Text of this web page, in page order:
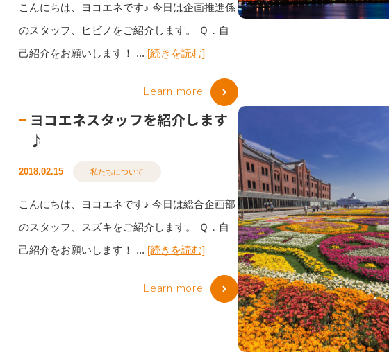
こんにちは、ヨコエネです♪ 今日は企画推進係
のスタッフ、ヒビノをご紹介します。 Ｑ．自
己紹介をお願いします！ ... [続きを読む]
Learn more
ヨコエネスタッフを紹介します
♪
2018.02.15 私たちについて
こんにちは、ヨコエネです♪ 今日は総合企画部
のスタッフ、スズキをご紹介します。 Ｑ．自
己紹介をお願いします！ ... [続きを読む]
Learn more